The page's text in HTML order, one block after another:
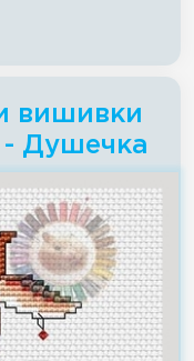
вишивки
- Душечка